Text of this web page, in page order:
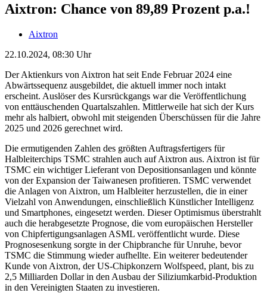
Aixtron: Chance von 89,89 Prozent p.a.!
Aixtron
22.10.2024, 08:30 Uhr
Der Aktienkurs von Aixtron hat seit Ende Februar 2024 eine
Abwärtssequenz ausgebildet, die aktuell immer noch intakt
erscheint. Auslöser des Kursrückgangs war die Veröffentlichung
von enttäuschenden Quartalszahlen. Mittlerweile hat sich der Kurs
mehr als halbiert, obwohl mit steigenden Überschüssen für die Jahre
2025 und 2026 gerechnet wird.
Die ermutigenden Zahlen des größten Auftragsfertigers für
Halbleiterchips TSMC strahlen auch auf Aixtron aus. Aixtron ist für
TSMC ein wichtiger Lieferant von Depositionsanlagen und könnte
von der Expansion der Taiwanesen profitieren. TSMC verwendet
die Anlagen von Aixtron, um Halbleiter herzustellen, die in einer
Vielzahl von Anwendungen, einschließlich Künstlicher Intelligenz
und Smartphones, eingesetzt werden. Dieser Optimismus überstrahlt
auch die herabgesetzte Prognose, die vom europäischen Hersteller
von Chipfertigungsanlagen ASML veröffentlicht wurde. Diese
Prognosesenkung sorgte in der Chipbranche für Unruhe, bevor
TSMC die Stimmung wieder aufhellte. Ein weiterer bedeutender
Kunde von Aixtron, der US-Chipkonzern Wolfspeed, plant, bis zu
2,5 Milliarden Dollar in den Ausbau der Siliziumkarbid-Produktion
in den Vereinigten Staaten zu investieren.